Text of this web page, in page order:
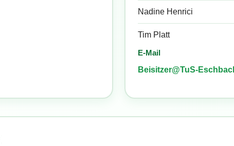
Nadine Henrici
Tim Platt
E-Mail
Beisitzer@TuS-